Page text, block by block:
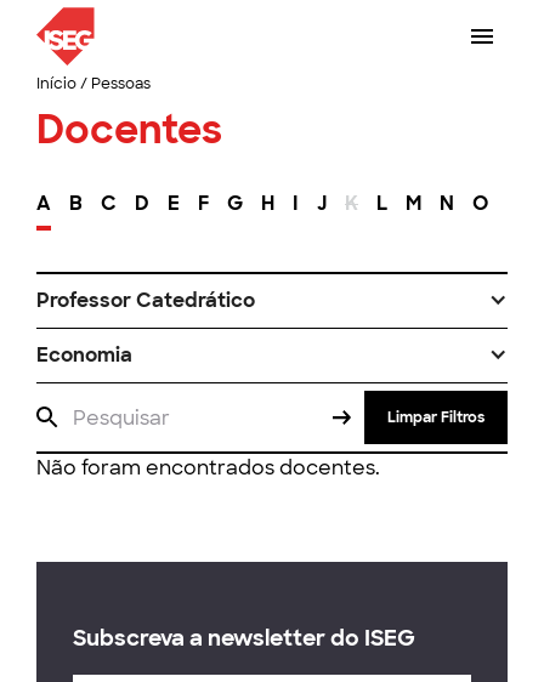
Início/ Pessoas
Docentes
A B C D E F G H I J K L M N O
Professor Catedrático
Economia
Limpar Filtros
Não foram encontrados docentes.
Subscreva a newsletter do ISEG